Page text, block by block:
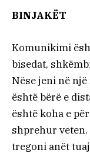
BINJAKËT
Komunikimi
bisedat,
Nëse jeni në
është bërë e
është koha e
shprehur
tregoni anët